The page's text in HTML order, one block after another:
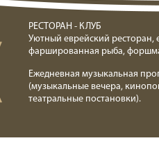
РЕСТОРАН - КЛУБ
Уютный еврейский ресторан,
фаршированная рыба,
Ежедневная музыкальная
(музыкальные вечера,
театральные постановки).